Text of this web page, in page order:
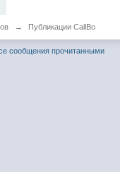
→ Публикации CallBo
сообщения прочитанными